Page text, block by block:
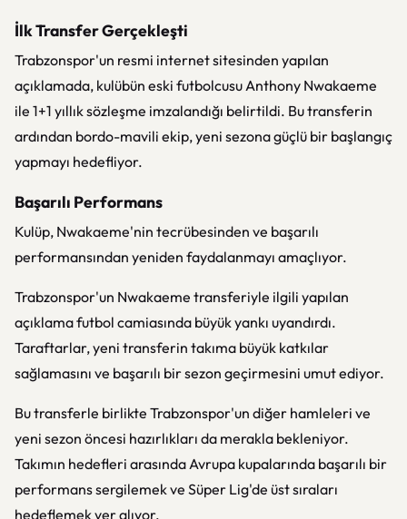
İlk Transfer Gerçekleşti
Trabzonspor'un resmi internet sitesinden yapılan
açıklamada, kulübün eski futbolcusu Anthony Nwakaeme
ile 1+1 yıllık sözleşme imzalandığı belirtildi. Bu transferin
ardından bordo-mavili ekip, yeni sezona güçlü bir başlangıç
yapmayı hedefliyor.
Başarılı Performans
Kulüp, Nwakaeme'nin tecrübesinden ve başarılı
performansından yeniden faydalanmayı amaçlıyor.
Trabzonspor'un Nwakaeme transferiyle ilgili yapılan
açıklama futbol camiasında büyük yankı uyandırdı.
Taraftarlar, yeni transferin takıma büyük katkılar
sağlamasını ve başarılı bir sezon geçirmesini umut ediyor.
Bu transferle birlikte Trabzonspor'un diğer hamleleri ve
yeni sezon öncesi hazırlıkları da merakla bekleniyor.
Takımın hedefleri arasında Avrupa kupalarında başarılı bir
performans sergilemek ve Süper Lig'de üst sıraları
hedeflemek yer alıyor.